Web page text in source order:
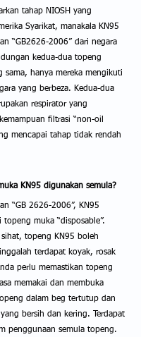
tahap NIOSH yang
Syarikat, manakala KN95
“GB2626-2006” dari negara
kedua-dua topeng
sama, hanya mereka mengikuti
yang berbeza. Kedua-dua
respirator yang
filtrasi “non-oil
mencapai tahap tidak rendah
KN95 digunakan semula?
“GB 2626-2006”, KN95
topeng muka “disposable”.
topeng KN95 boleh
terdapat koyak, rosak
perlu memastikan topeng
memakai dan membuka
dalam beg tertutup dan
bersih dan kering. Terdapat
penggunaan semula topeng.